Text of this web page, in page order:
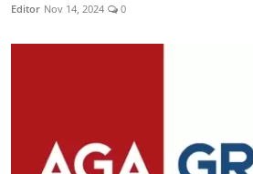
Editor Nov 14, 2024 0